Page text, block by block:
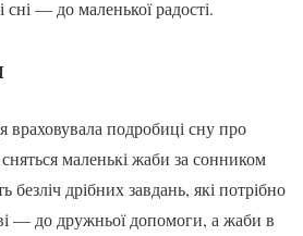
сні — до маленької радості.
враховувала подробиці сну про
маленькі жаби за сонником
дрібних завдань, які потрібно
— до дружньої допомоги, а жаби в